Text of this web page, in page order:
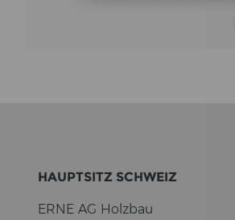
HAUPT­SITZ SCHWEIZ
ERNE AG Holz­bau